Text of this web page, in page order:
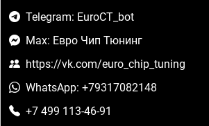
Telegram: EuroCT_bot
Max: Евро Чип Тюнинг
https://vk.com/euro_chip_tuning
WhatsApp: +79317082148
+7 499 113-46-91